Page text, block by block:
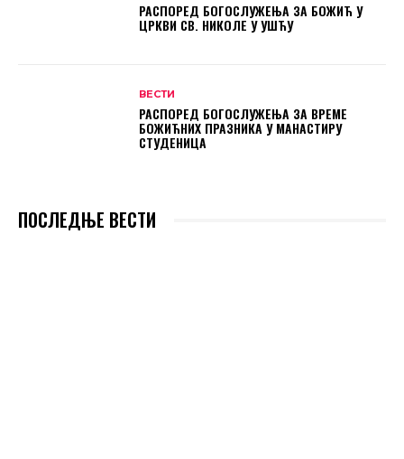
РАСПОРЕД БОГОСЛУЖЕЊА ЗА БОЖИЋ У
ЦРКВИ СВ. НИКОЛЕ У УШЋУ
ВЕСТИ
РАСПОРЕД БОГОСЛУЖЕЊА ЗА ВРЕМЕ
БОЖИЋНИХ ПРАЗНИКА У МАНАСТИРУ
СТУДЕНИЦА
ПОСЛЕДЊЕ ВЕСТИ